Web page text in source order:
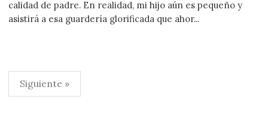
calidad de padre. En realidad, mi hijo aún es pequeño y
asistirá a esa guardería glorificada que ahor...
Paginación
de
Siguiente »